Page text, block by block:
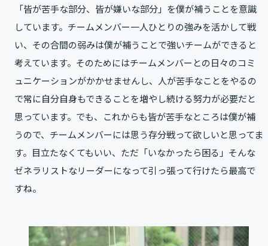
「皆が苦手な部分、皆が嫌いな部分」を僕が補うことを意識
しています。チームメンバー一人ひとりの強みを活かして戦
い、その合間の弱みは僕が補うことで強いチームができると
考えています。そのためにはチームメンバーとの日々のコミ
ュニケーションがかかせませんし、人が苦手なことをやるの
で常に自分自身もできることを増やし続ける努力が必要だと
思っています。でも、これからも皆が苦手なところは僕が補
うので、チームメンバーには思う存分戦って欲しいと思ってま
す。目立たなくてもいい、ただ「いなかったら困る」そんな
ゼネラリストなリーダーになって引っ張って行けたら最高で
すね。